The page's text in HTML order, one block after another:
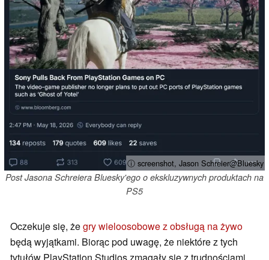
ⓘ screenshot, Jason Schreier@Bluesky
Post Jasona Schreiera Bluesky'ego o ekskluzywnych produktach na
PS5
Oczekuje się, żegry wieloosobowe z obsługą na żywo
będą wyjątkami. Biorąc pod uwagę, że niektóre z tych